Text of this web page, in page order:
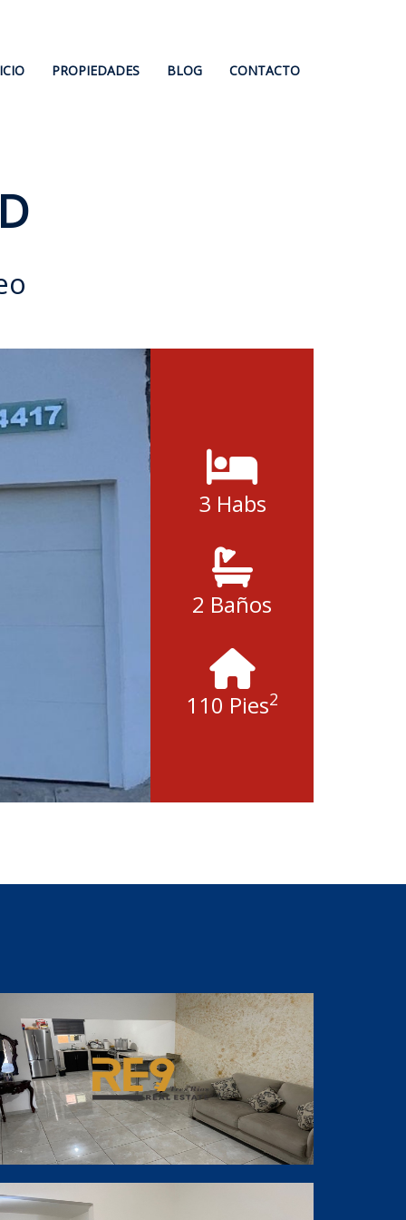
PROPIEDADES BLOG CONTACTO
3 Habs
2 Baños
110 Pies2